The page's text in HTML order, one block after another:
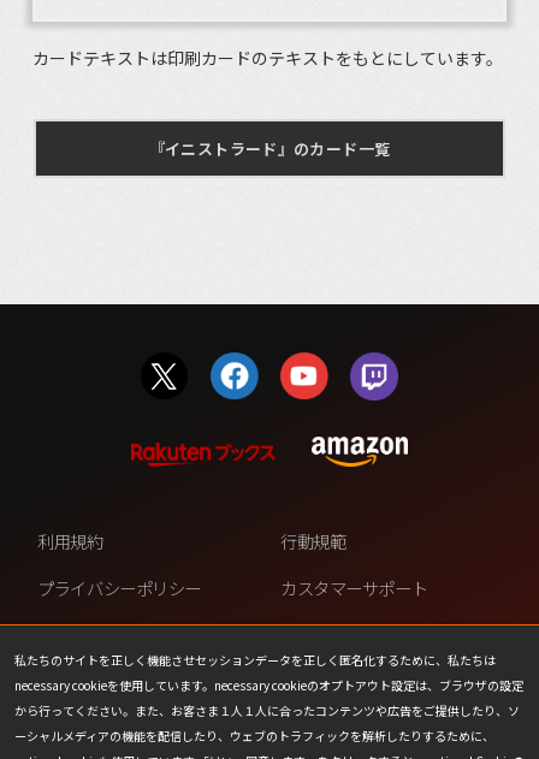
カードテキストは印刷カードのテキストをもとにしています。
『イニストラード』のカード一覧
私たちのサイトを正しく機能させセッションデータを正しく匿名化するために、私たちは
necessary cookieを使用しています。necessary cookieのオプトアウト設定は、ブラウザの設定
から行ってください。また、お客さま１人１人に合ったコンテンツや広告をご提供したり、ソ
ーシャルメディアの機能を配信したり、ウェブのトラフィックを解析したりするために、
利用規約
行動規範
プライバシーポリシー
カスタマーサポート
ファンコンテンツ・ポリシー
個人情報の販売や共有を許可し
ない
COOKIE
プレスリリース
会社情報
お問い合わせ